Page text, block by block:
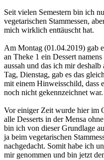
Seit vielen Semestern bin ich
vegetarischen Stammessen,
mich wirklich enttäuscht hat.
Am Montag (01.04.2019) gab
an Theke 1 ein Dessert
aussah und das ich mir
Tag, Dienstag, gab es das
mit einem Hinweisschild, dass
noch nicht gekennzeichnet war.
Vor einiger Zeit wurde hier im
alle Desserts in der Mensa
bin ich von dieser Grundlage
ja beim vegetarischen
nachgedacht. Somit habe ich
mir genommen und bin jetzt